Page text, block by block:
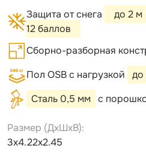
Защита от снега до 2 м
12 баллов
Сборно-разборная
Пол OSB с нагрузкой
до
Сталь 0,5 мм
с
Размер (ДxШxВ):
3х4.22х2.45